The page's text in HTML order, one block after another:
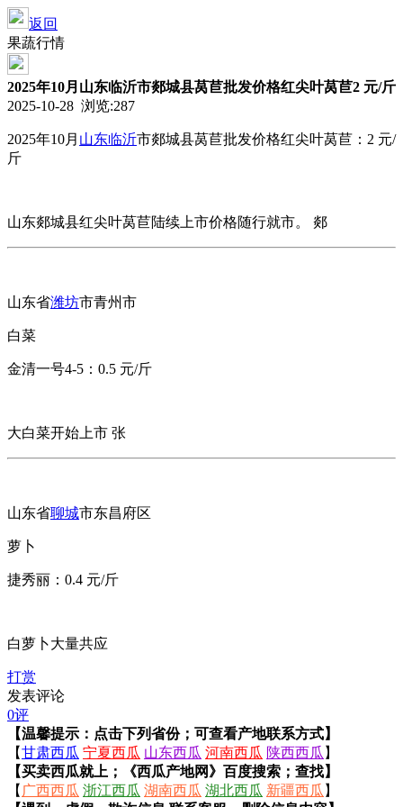
返回
果蔬行情
2025年10月山东临沂市郯城县莴苣批发价格红尖叶莴苣2 元/斤
2025-10-28 浏览:287
2025年10月 山东临沂市郯城县莴苣批发价格红尖叶莴苣：2 元/
斤
山东郯城县红尖叶莴苣陆续上市价格随行就市。 郯
山东省潍坊市青州市
白菜
金清一号4-5：0.5 元/斤
大白菜开始上市 张
山东省聊城市东昌府区
萝卜
捷秀丽：0.4 元/斤
白萝卜大量共应
打赏
发表评论
0评
【温馨提示：点击下列省份；可查看产地联系方式】
【甘肃西瓜 宁夏西瓜 山东西瓜 河南西瓜 陕西西瓜 】
【买卖西瓜就上；《西瓜产地网》百度搜索；查找】
【 广西西瓜 浙江西瓜 湖南西瓜 湖北西瓜 新疆西瓜 】